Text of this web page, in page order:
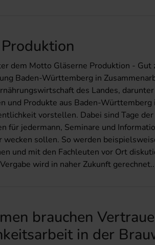
dem Motto Gläserne Produktion - Gut
Baden-Württemberg in
des Landes,
und Produkte aus Baden-
vorstellen. Dabei sind Tage
für jedermann, Seminare und
wecken sollen. So werden
und mit den Fachleuten vor Ort
wird in naher Zukunft gerechnet..
brauchen
in der